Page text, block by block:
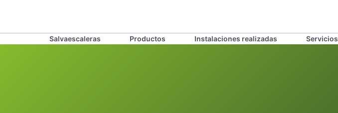
Salvaescaleras Productos Instalaciones realizadas Servicios